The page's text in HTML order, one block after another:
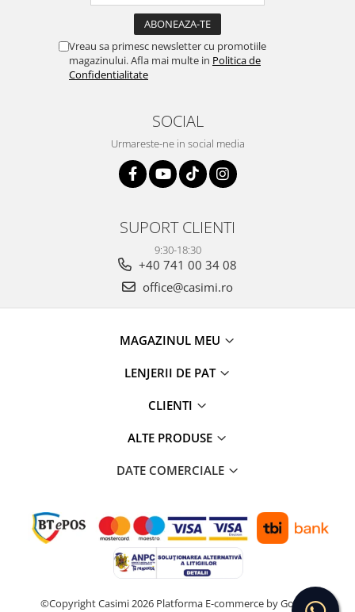
Vreau sa primesc newsletter cu promotiile
magazinului. Afla mai multe in Politica de
Confidentialitate
SOCIAL
Urmareste-ne in social media
SUPORT CLIENTI
9:30-18:30
+40 741 00 34 08
office@casimi.ro
MAGAZINUL MEU
LENJERII DE PAT
CLIENTI
ALTE PRODUSE
DATE COMERCIALE
©Copyright Casimi 2026 Platforma E-commerce by Gomag